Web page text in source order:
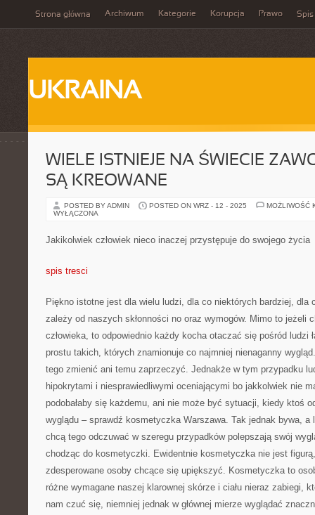
Strona główna Archiwum Kategorie Korupcja Prawo Spis
UKRAINA
WIELE ISTNIEJE NA ŚWIECIE
SĄ KREOWANE
POSTED BY ADMIN POSTED ON WRZ - 12 - 2025
MOŻLIWOŚĆ
WYŁĄCZONA
Jakikolwiek człowiek nieco inaczej przystępuje do swojego życia
spis tresci
Piękno istotne jest dla wielu ludzi, dla co niektórych bardziej, dla
zależy od naszych skłonności no oraz wymogów. Mimo to jeżeli
człowieka, to odpowiednio każdy kocha otaczać się pośród ludzi
prostu takich, których znamionuje co najmniej nienaganny
tego zmienić ani temu zaprzeczyć. Jednakże w tym przypadku
hipokrytami i niesprawiedliwymi oceniającymi bo jakkolwiek nie
podobałaby się każdemu, ani nie może być sytuacji, kiedy ktoś
wyglądu – sprawdź kosmetyczka Warszawa. Tak jednak bywa, a
chcą tego odczuwać w szeregu przypadków polepszają swój
chodząc do kosmetyczki. Ewidentnie kosmetyczka nie jest
zdesperowane osoby chcące się upiększyć. Kosmetyczka to
różne wymagane naszej klarownej skórze i ciału nieraz zabiegi,
nam czuć się, niemniej jednak w głównej mierze wyglądać